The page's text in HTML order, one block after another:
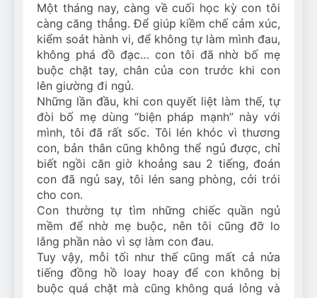
Một tháng nay, càng về cuối học kỳ con tôi
càng căng thẳng. Để giúp kiềm chế cảm xúc,
kiểm soát hành vi, để không tự làm mình đau,
không phá đồ đạc… con tôi đã nhờ bố mẹ
buộc chặt tay, chân của con trước khi con
lên giường đi ngủ.
Những lần đầu, khi con quyết liệt làm thế, tự
đòi bố mẹ dùng “biện pháp mạnh” này với
mình, tôi đã rất sốc. Tôi lén khóc vì thương
con, bản thân cũng không thể ngủ được, chỉ
biết ngồi căn giờ khoảng sau 2 tiếng, đoán
con đã ngủ say, tôi lén sang phòng, cởi trói
cho con.
Con thường tự tìm những chiếc quần ngủ
mềm để nhờ mẹ buộc, nên tôi cũng đỡ lo
lắng phần nào vì sợ làm con đau.
Tuy vậy, mỗi tối như thế cũng mất cả nửa
tiếng đồng hồ loay hoay để con không bị
buộc quá chặt mà cũng không quá lỏng và